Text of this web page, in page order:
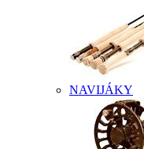
NAVIJÁKY